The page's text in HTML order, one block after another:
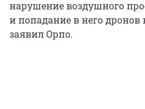
нарушение воздушного
и попадание в него дронов
заявил Орпо.